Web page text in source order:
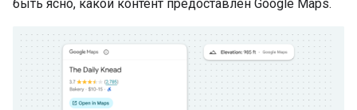
быть ясно, какой контент предоставлен Google Maps.